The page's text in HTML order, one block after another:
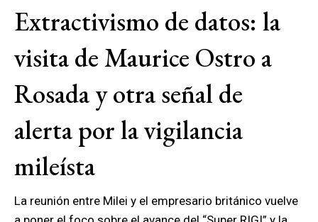
Extractivismo de datos: la
visita de Maurice Ostro a
Rosada y otra señal de
alerta por la vigilancia
mileísta
La reunión entre Milei y el empresario británico vuelve